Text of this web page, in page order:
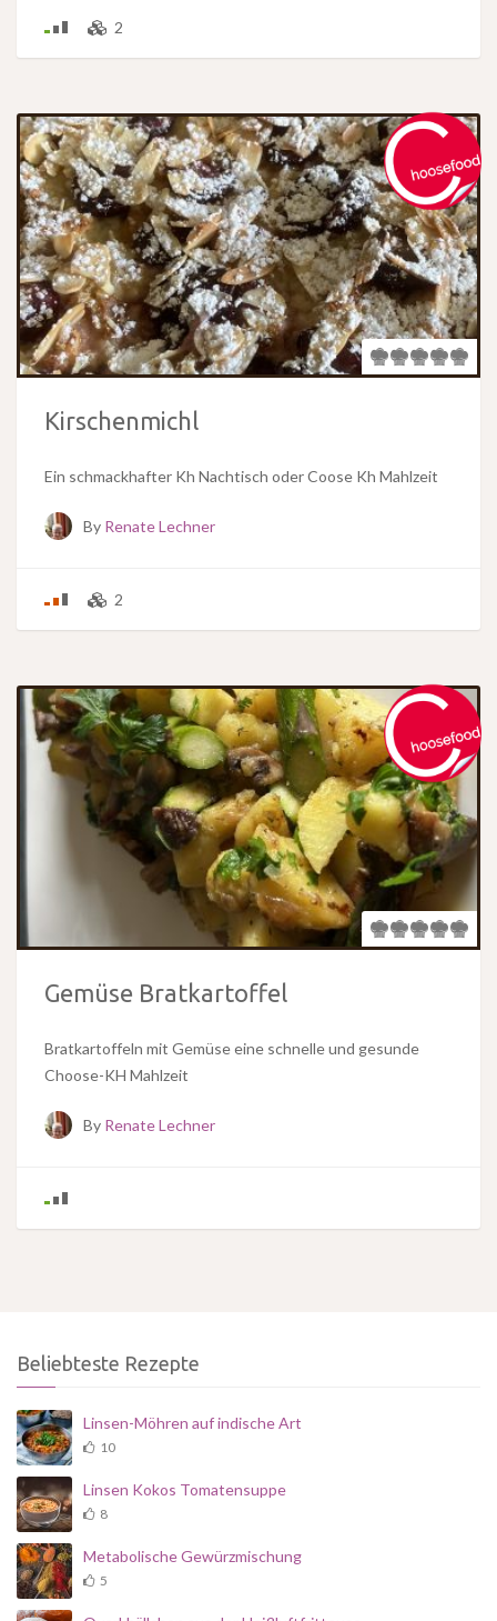
2
Kirschenmichl
Ein schmackhafter Kh Nachtisch oder Coose Kh Mahlzeit
By Renate Lechner
2
Gemüse Bratkartoffel
Bratkartoffeln mit Gemüse eine schnelle und gesunde
Choose-KH Mahlzeit
By Renate Lechner
Beliebteste Rezepte
Linsen-Möhren auf indische Art
10
Linsen Kokos Tomatensuppe
8
Metabolische Gewürzmischung
5